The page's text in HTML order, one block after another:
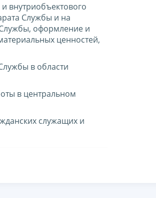
внутриобъектового
Службы и на
оформление и
ценностей,
в области
в центральном
служащих и